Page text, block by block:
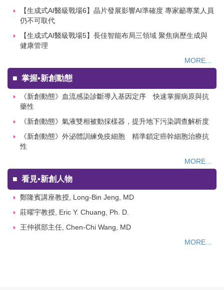
【生成式AI醫級戰場6】晶片發展影響AI準確度 專家籲專業人員
仍不可取代
【生成式AI醫級戰場5】長佳智能布局三領域 聚焦病歷生成與
健康管理
MORE...
■ 掌握▪新創動態
《新創動態》血流感染診斷導入基因定序 快速掌握病原與抗
藥性
《新創動態》氣液雙相被動採樣器，提升地下污染調查解析度
《新創動態》外泌體訓練免疫細胞 精準鎖定癌幹細胞治療抗
性
MORE...
■ 看見▪新創人物
鄭隆賓講座教授, Long-Bin Jeng, MD
莊曜宇教授, Eric Y. Chuang, Ph. D.
王仲祺部主任, Chen-Chi Wang, MD
MORE...